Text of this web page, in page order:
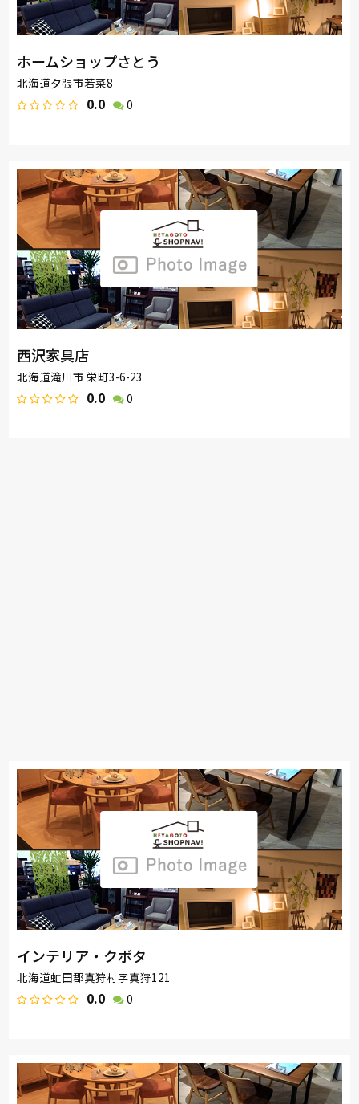
ホームショップさとう
北海道夕張市若菜8
0.0 0
西沢家具店
北海道滝川市 栄町3-6-23
0.0 0
インテリア・クボタ
北海道虻田郡真狩村字真狩121
0.0 0